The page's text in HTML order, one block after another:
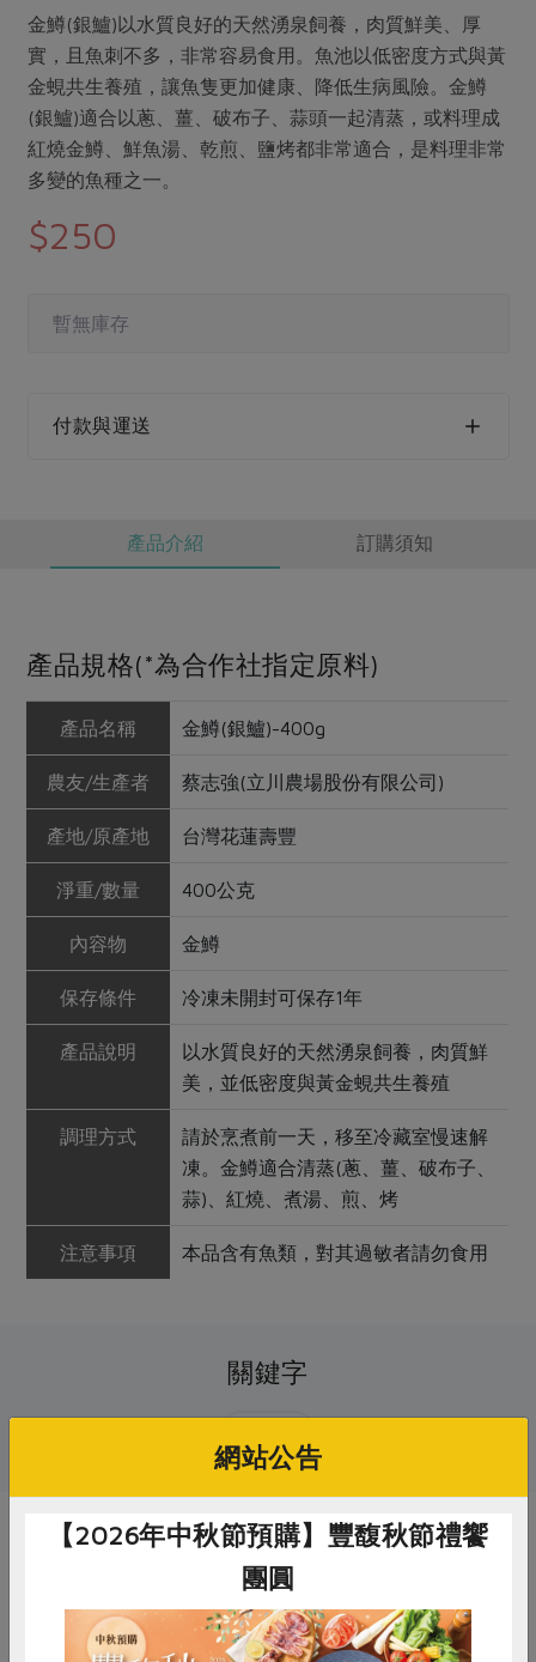
最新產品
優惠專區
素食專區
樂齡友善
養身食補
節慶大餐
傳到心坎裡，誠心又澎派
典藏閱覽室
最新消息
媒體報導
下載專區
地區活動
社務會議
金鱒(銀鱸)以水質良好的天然湧泉飼養，肉質鮮美、厚
實，且魚刺不多，非常容易食用。魚池以低密度方式與黃
金蜆共生養殖，讓魚隻更加健康、降低生病風險。金鱒
(銀鱸)適合以蔥、薑、破布子、蒜頭一起清蒸，或料理成
紅燒金鱒、鮮魚湯、乾煎、鹽烤都非常適合，是料理非常
多變的魚種之一。
$250
暫無庫存
付款與運送
產品介紹 訂購須知
產品規格(*為合作社指定原料)
產品名稱 金鱒(銀鱸)-400g
農友/生產者 蔡志強(立川農場股份有限公司)
產地/原產地 台灣花蓮壽豐
淨重/數量 400公克
內容物 金鱒
保存條件 冷凍未開封可保存1年
產品說明
以水質良好的天然湧泉飼養，肉質鮮
美，並低密度與黃金蜆共生養殖
調理方式
請於烹煮前一天，移至冷藏室慢速解
凍。金鱒適合清蒸(蔥、薑、破布子、
蒜)、紅燒、煮湯、煎、烤
注意事項 本品含有魚類，對其過敏者請勿食用
關鍵字
你可能有興趣的產品
網站公告
【2026年中秋節預購】豐馥秋節禮饗
團圓